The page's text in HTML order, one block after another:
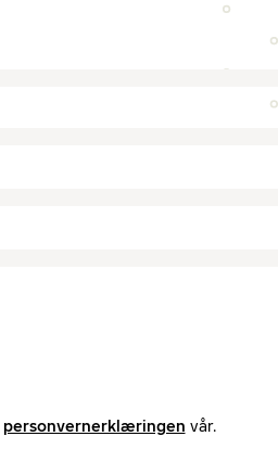
personvernerklæringen vår.